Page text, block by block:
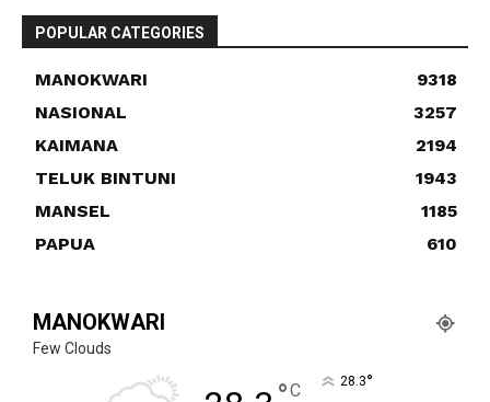
POPULAR CATEGORIES
MANOKWARI
9318
NASIONAL
3257
KAIMANA
2194
TELUK BINTUNI
1943
MANSEL
1185
PAPUA
610
MANOKWARI
Few Clouds
C 28.3°